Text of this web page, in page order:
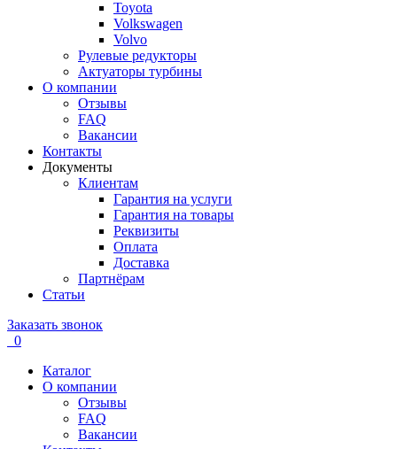
Toyota
Volkswagen
Volvo
Рулевые редукторы
Актуаторы турбины
О компании
Отзывы
FAQ
Вакансии
Контакты
Документы
Клиентам
Гарантия на услуги
Гарантия на товары
Реквизиты
Оплата
Доставка
Партнёрам
Статьи
Заказать звонок
0
Каталог
О компании
Отзывы
FAQ
Вакансии